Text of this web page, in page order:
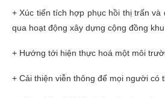
+ Xúc tiến tích hợp phục hồi thị trấn và
qua hoạt động xây dựng cộng đồng
+ Hướng tới hiện thực hoá một môi
+ Cải thiện viễn thông để mọi người có